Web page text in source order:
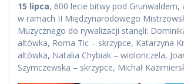
15 lipca, 600 lecie bitwy pod Grunwaldem,
w ramach II Międzynarodowego
Muzycznego do rywalizacji stanęli:
altówka, Roma Tic – skrzypce, Katarzyna
altówka, Natalia Chybiak – wiolonczela,
Szymczewska – skrzypce, Michał